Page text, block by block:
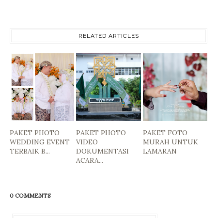
RELATED ARTICLES
PAKET PHOTO
WEDDING EVENT
TERBAIK B...
PAKET PHOTO
VIDEO
DOKUMENTASI
ACARA...
PAKET FOTO
MURAH UNTUK
LAMARAN
0 COMMENTS